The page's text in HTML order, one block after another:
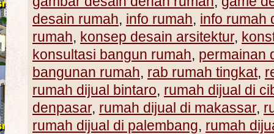
desain rumah, info rumah, info rumah
rumah, konsep desain arsitektur,
konsultasi bangun rumah, permainan
bangunan rumah, rab rumah tingkat,
rumah dijual bintaro, rumah dijual di
denpasar, rumah dijual di makassar,
rumah dijual di palembang, rumah